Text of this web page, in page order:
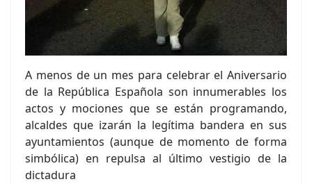
A menos de un mes para celebrar el Aniversario
de la República Española son innumerables los
actos y mociones que se están programando,
alcaldes que izarán la legítima bandera en sus
ayuntamientos (aunque de momento de forma
simbólica) en repulsa al último vestigio de la
dictadura